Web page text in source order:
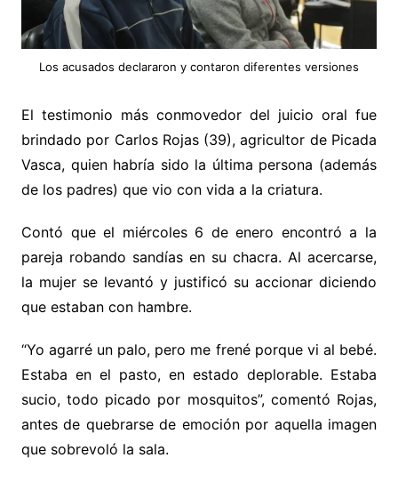
Los acusados declararon y contaron diferentes versiones
El testimonio más conmovedor del juicio oral fue
brindado por Carlos Rojas (39), agricultor de Picada
Vasca, quien habría sido la última persona (además
de los padres) que vio con vida a la criatura.
Contó que el miércoles 6 de enero encontró a la
pareja robando sandías en su chacra. Al acercarse,
la mujer se levantó y justificó su accionar diciendo
que estaban con hambre.
“Yo agarré un palo, pero me frené porque vi al bebé.
Estaba en el pasto, en estado deplorable. Estaba
sucio, todo picado por mosquitos”, comentó Rojas,
antes de quebrarse de emoción por aquella imagen
que sobrevoló la sala.